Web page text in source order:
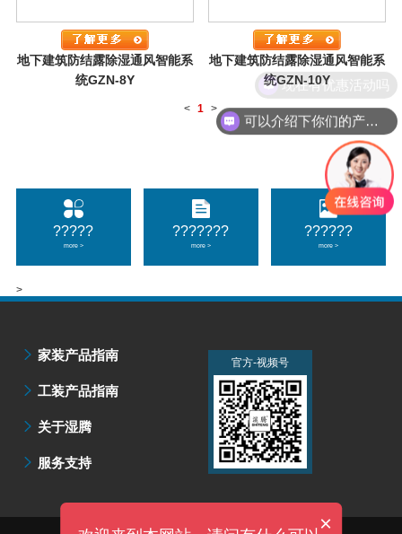
>
?????
more >
???????
more >
??????
more >
地下建筑防结露除湿通风智能系
统GZN-8Y
地下建筑防结露除湿通风智能系
统GZN-10Y
< 1 >
家装产品指南
工装产品指南
关于湿腾
服务支持
官方-微信公众号
官方-视频号
可以介绍下你们的产品么
现在有优惠活动吗
×